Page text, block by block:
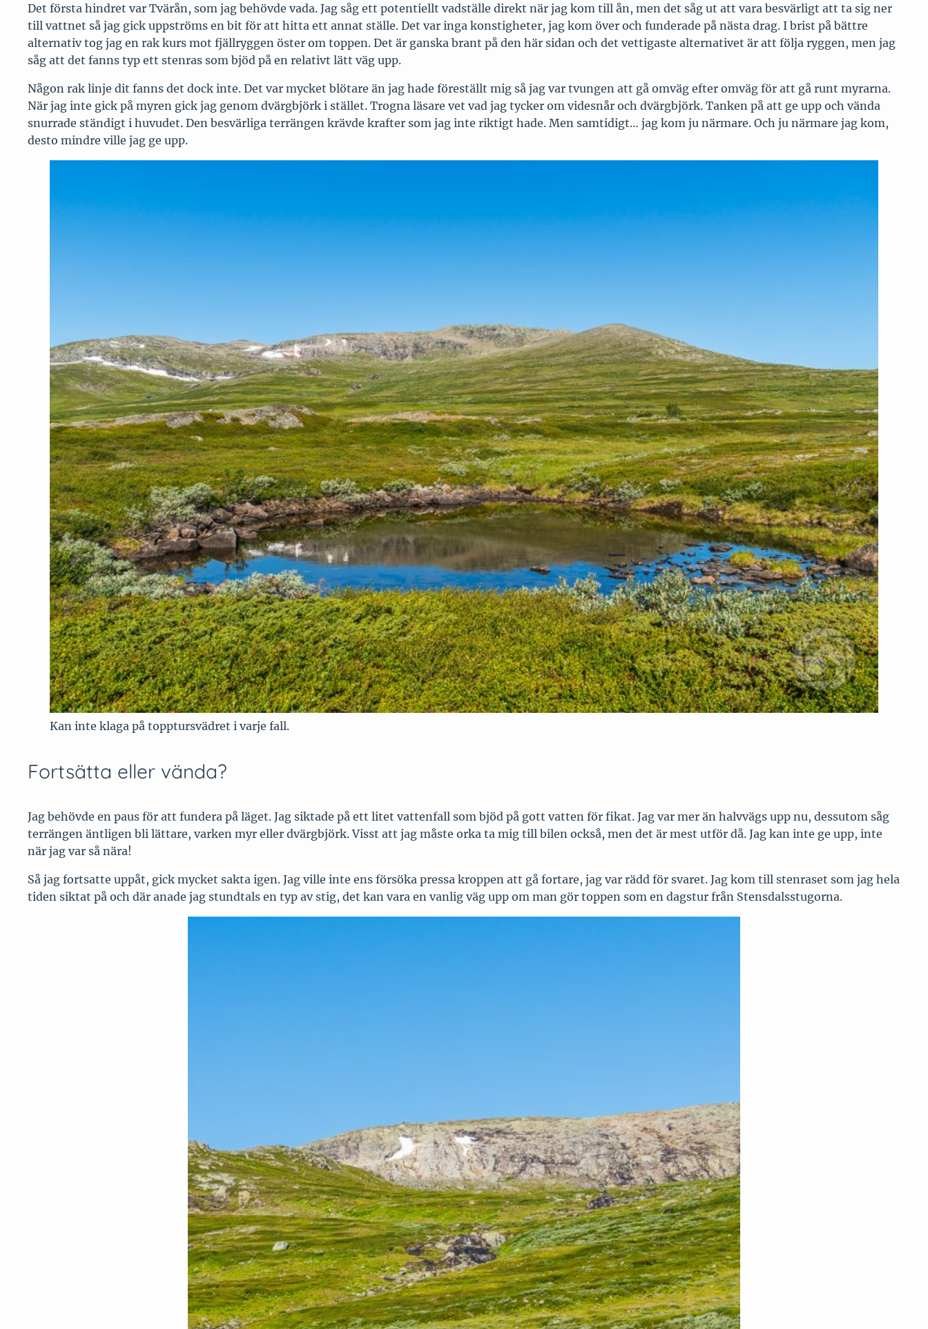
Det första hindret var Tvärån, som jag behövde vada. Jag såg ett potentiellt vadställe direkt när jag kom till ån, men det såg ut att vara besvärligt att ta sig ner
till vattnet så jag gick uppströms en bit för att hitta ett annat ställe. Det var inga konstigheter, jag kom över och funderade på nästa drag. I brist på bättre
alternativ tog jag en rak kurs mot fjällryggen öster om toppen. Det är ganska brant på den här sidan och det vettigaste alternativet är att följa ryggen, men jag
såg att det fanns typ ett stenras som bjöd på en relativt lätt väg upp.
Någon rak linje dit fanns det dock inte. Det var mycket blötare än jag hade föreställt mig så jag var tvungen att gå omväg efter omväg för att gå runt myrarna.
När jag inte gick på myren gick jag genom dvärgbjörk i stället. Trogna läsare vet vad jag tycker om videsnår och dvärgbjörk. Tanken på att ge upp och vända
snurrade ständigt i huvudet. Den besvärliga terrängen krävde krafter som jag inte riktigt hade. Men samtidigt… jag kom ju närmare. Och ju närmare jag kom,
desto mindre ville jag ge upp.
Kan inte klaga på topptursvädret i varje fall.
Fortsätta eller vända?
Jag behövde en paus för att fundera på läget. Jag siktade på ett litet vattenfall som bjöd på gott vatten för fikat. Jag var mer än halvvägs upp nu, dessutom såg
terrängen äntligen bli lättare, varken myr eller dvärgbjörk. Visst att jag måste orka ta mig till bilen också, men det är mest utför då. Jag kan inte ge upp, inte
när jag var så nära!
Så jag fortsatte uppåt, gick mycket sakta igen. Jag ville inte ens försöka pressa kroppen att gå fortare, jag var rädd för svaret. Jag kom till stenraset som jag hela
tiden siktat på och där anade jag stundtals en typ av stig, det kan vara en vanlig väg upp om man gör toppen som en dagstur från Stensdalsstugorna.